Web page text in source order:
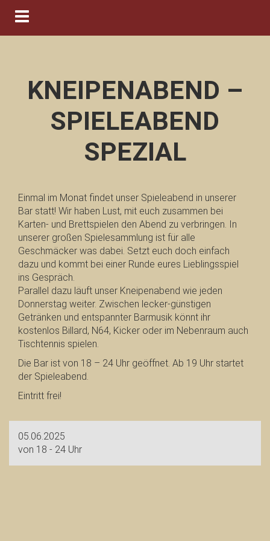
Navigation ein-/ausblenden
KNEIPENABEND –
SPIELEABEND
SPEZIAL
Einmal im Monat findet unser Spieleabend in unserer
Bar statt! Wir haben Lust, mit euch zusammen bei
Karten- und Brettspielen den Abend zu verbringen. In
unserer großen Spielesammlung ist für alle
Geschmäcker was dabei. Setzt euch doch einfach
dazu und kommt bei einer Runde eures Lieblingsspiel
ins Gespräch.
Parallel dazu läuft unser Kneipenabend wie jeden
Donnerstag weiter. Zwischen lecker-günstigen
Getränken und entspannter Barmusik könnt ihr
kostenlos Billard, N64, Kicker oder im Nebenraum auch
Tischtennis spielen.
Die Bar ist von 18 – 24 Uhr geöffnet. Ab 19 Uhr startet
der Spieleabend.
Eintritt frei!
05.06.2025
von 18 - 24 Uhr